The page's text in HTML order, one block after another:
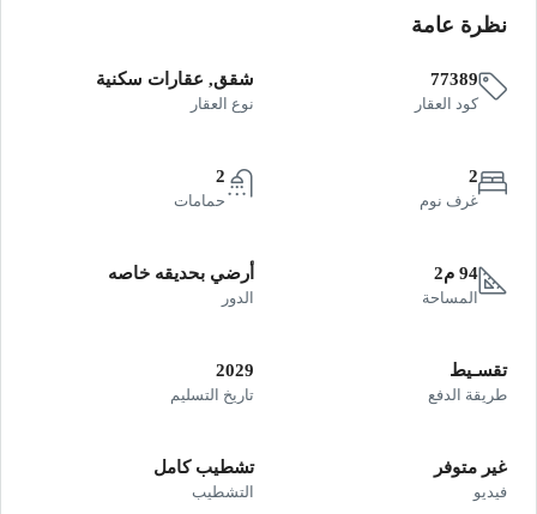
نظرة عامة
77389
كود العقار
شقق, عقارات سكنية
نوع العقار
2
غرف نوم
2
حمامات
94 م2
المساحة
أرضي بحديقه خاصه
الدور
تقسـيط
طريقة الدفع
2029
تاريخ التسليم
غير متوفر
فيديو
تشطيب كامل
التشطيب